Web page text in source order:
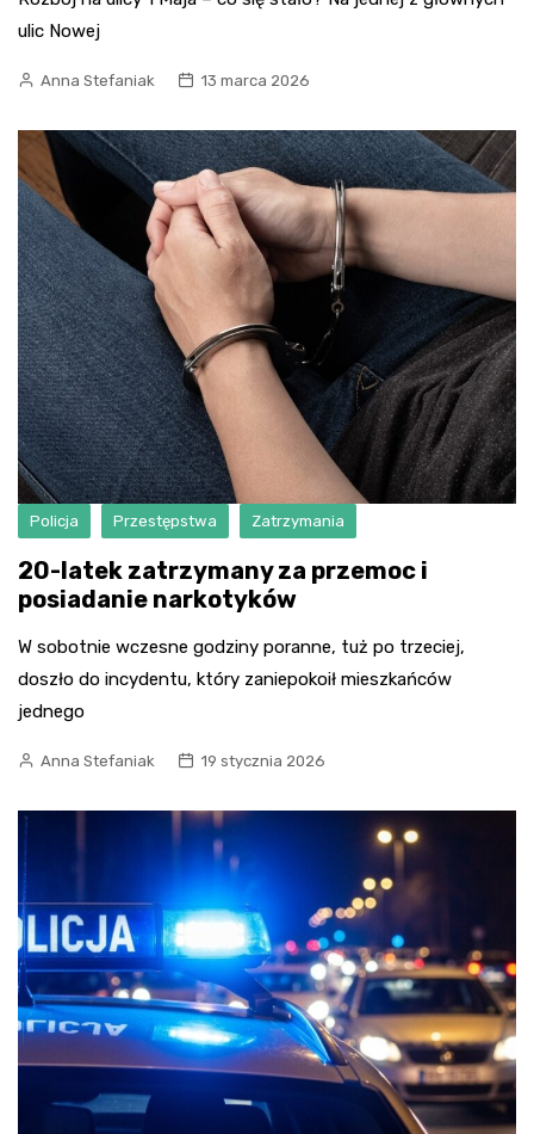
ulic Nowej
Anna Stefaniak 13 marca 2026
Policja Przestępstwa Zatrzymania
20-latek zatrzymany za przemoc i
posiadanie narkotyków
W sobotnie wczesne godziny poranne, tuż po trzeciej,
doszło do incydentu, który zaniepokoił mieszkańców
jednego
Anna Stefaniak 19 stycznia 2026